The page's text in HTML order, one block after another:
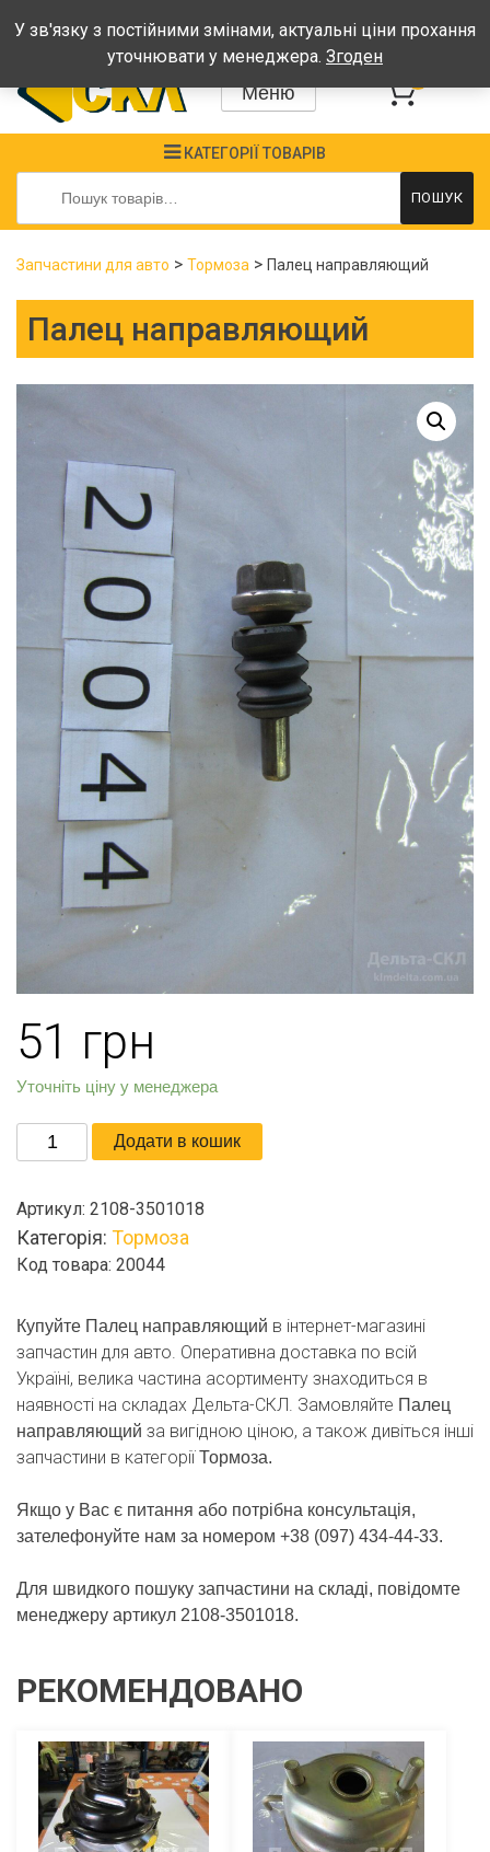
Графік: Пн-Пт: 08:00-17:00, Сб-Нд - вихідні
Меню
КАТЕГОРІЇ ТОВАРІВ
Шукати:
ПОШУК
Запчастини для авто > Тормоза > Палец направляющий
Палец направляющий
51 грн
Уточніть ціну у менеджера
Палец
направляющий
Додати в кошик
Артикул: 2108-3501018
Категорія: Тормоза
Код товара: 20044
Купуйте Палец направляющий в інтернет-магазині
запчастин для авто. Оперативна доставка по всій
Україні, велика частина асортименту знаходиться в
наявності на складах Дельта-СКЛ. Замовляйте Палец
направляющий за вигідною ціною, а також дивіться інші
запчастини в категоріїТормоза.
Якщо у Вас є питання або потрібна консультація,
зателефонуйте нам за номером +38 (097) 434-44-33.
Для швидкого пошуку запчастини на складі, повідомте
менеджеру артикул 2108-3501018.
РЕКОМЕНДОВАНО
У зв'язку з постійними змінами, актуальні ціни прохання
уточнювати у менеджера. Згоден